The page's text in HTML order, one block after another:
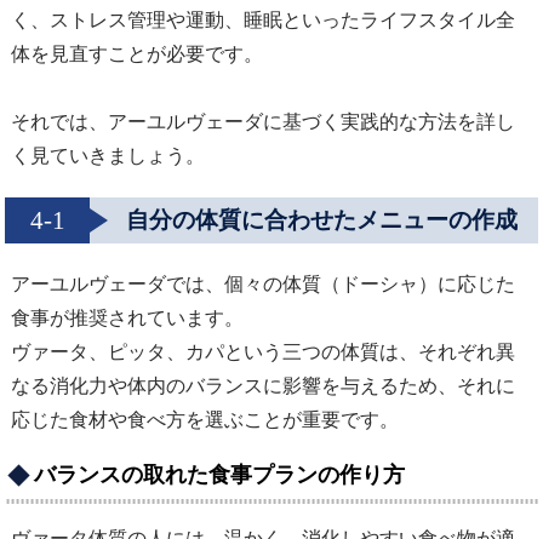
く、ストレス管理や運動、睡眠といったライフスタイル全
体を見直すことが必要です。
それでは、アーユルヴェーダに基づく実践的な方法を詳し
く見ていきましょう。
4-1 自分の体質に合わせたメニューの作成
アーユルヴェーダでは、個々の体質（ドーシャ）に応じた
食事が推奨されています。
ヴァータ、ピッタ、カパという三つの体質は、それぞれ異
なる消化力や体内のバランスに影響を与えるため、それに
応じた食材や食べ方を選ぶことが重要です。
バランスの取れた食事プランの作り方